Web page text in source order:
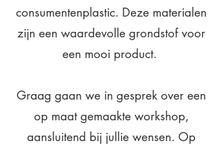
consumentenplastic. Deze materialen
zijn een waardevolle grondstof voor
een mooi product.
Graag gaan we in gesprek over een
op maat gemaakte workshop,
aansluitend bij jullie wensen. Op